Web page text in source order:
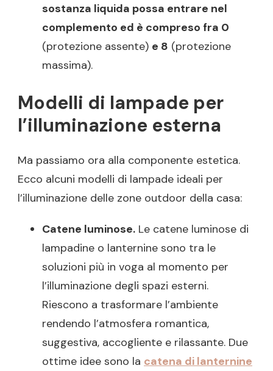
sostanza liquida possa entrare nel
complemento ed è compreso fra 0
(protezione assente) e 8 (protezione
massima).
Modelli di lampade per
l’illuminazione esterna
Ma passiamo ora alla componente estetica.
Ecco alcuni modelli di lampade ideali per
l’illuminazione delle zone outdoor della casa:
Catene luminose. Le catene luminose di
lampadine o lanternine sono tra le
soluzioni più in voga al momento per
l’illuminazione degli spazi esterni.
Riescono a trasformare l’ambiente
rendendo l’atmosfera romantica,
suggestiva, accogliente e rilassante. Due
ottime idee sono la catena di lanternine